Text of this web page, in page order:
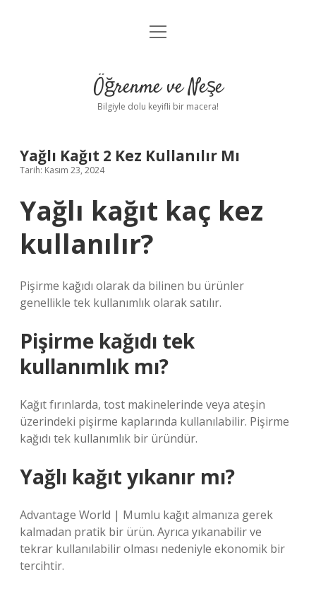
Anasayfa
Yasal Uyarı
menüyü
Öğrenme ve Neşe
Bilgiyle dolu keyifli bir macera!
Yağlı Kağıt 2 Kez Kullanılır Mı
Tarih: Kasım 23, 2024
Yağlı kağıt kaç kez
kullanılır?
Pişirme kağıdı olarak da bilinen bu ürünler
genellikle tek kullanımlık olarak satılır.
Pişirme kağıdı tek
kullanımlık mı?
Kağıt fırınlarda, tost makinelerinde veya ateşin
üzerindeki pişirme kaplarında kullanılabilir. Pişirme
kağıdı tek kullanımlık bir üründür.
Yağlı kağıt yıkanır mı?
Advantage World | Mumlu kağıt almanıza gerek
kalmadan pratik bir ürün. Ayrıca yıkanabilir ve
tekrar kullanılabilir olması nedeniyle ekonomik bir
tercihtir.